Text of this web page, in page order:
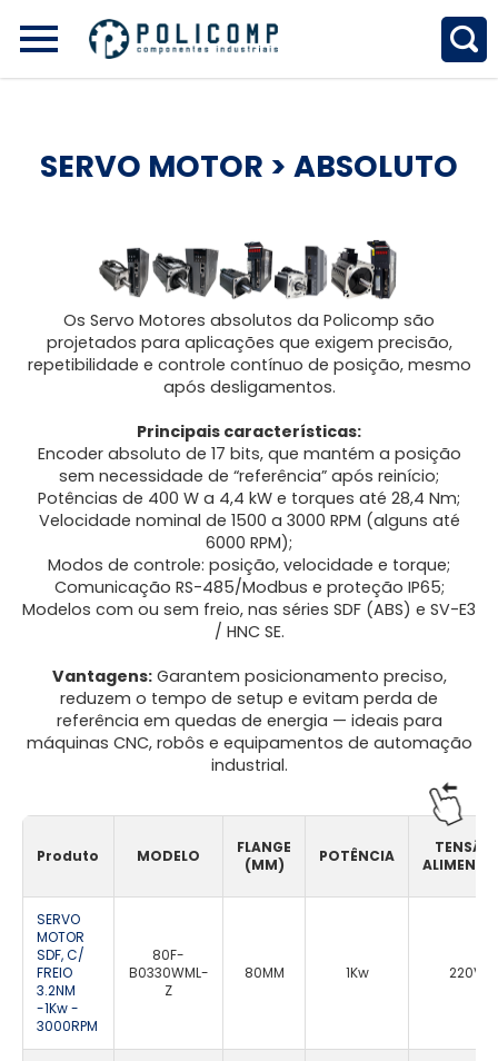
SERVO MOTOR > ABSOLUTO
Os Servo Motores absolutos da Policomp são
projetados para aplicações que exigem precisão,
repetibilidade e controle contínuo de posição, mesmo
após desligamentos.
Principais características:
Encoder absoluto de 17 bits, que mantém a posição
sem necessidade de “referência” após reinício;
Potências de 400 W a 4,4 kW e torques até 28,4 Nm;
Velocidade nominal de 1500 a 3000 RPM (alguns até
6000 RPM);
Modos de controle: posição, velocidade e torque;
Comunicação RS-485/Modbus e proteção IP65;
Modelos com ou sem freio, nas séries SDF (ABS) e SV-E3
/ HNC SE.
Vantagens:Garantem posicionamento preciso,
reduzem o tempo de setup e evitam perda de
referência em quedas de energia — ideais para
máquinas CNC, robôs e equipamentos de automação
industrial.
Produto MODELO
FLANGE
(MM)
POTÊNCIA
TENSÃO
SERVO
MOTOR
SDF, C/
FREIO
3.2NM
-1Kw -
3000RPM
80F-
B0330WML-
Z
80MM 1Kw